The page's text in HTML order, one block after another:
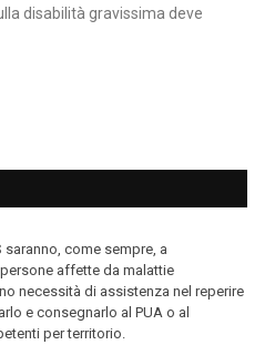
disabilità gravissima deve
saranno, come sempre, a
affette da malattie
necessità di assistenza nel reperire
e consegnarlo al PUA o al
per territorio.